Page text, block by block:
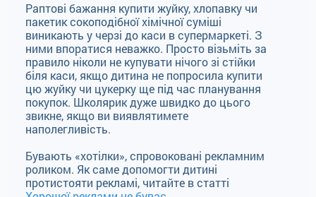
Раптові бажання купити жуйку, хлопавку чи
пакетик сокоподібної хімічної суміші
виникають у черзі до каси в супермаркеті. З
ними впоратися неважко. Просто візьміть за
правило ніколи не купувати нічого зі стійки
біля каси, якщо дитина не попросила купити
цю жуйку чи цукерку ще під час планування
покупок. Школярик дуже швидко до цього
звикне, якщо ви виявлятимете
наполегливість.
Бувають «хотілки», спровоковані рекламним
роликом. Як саме допомогти дитині
протистояти рекламі, читайте в статті